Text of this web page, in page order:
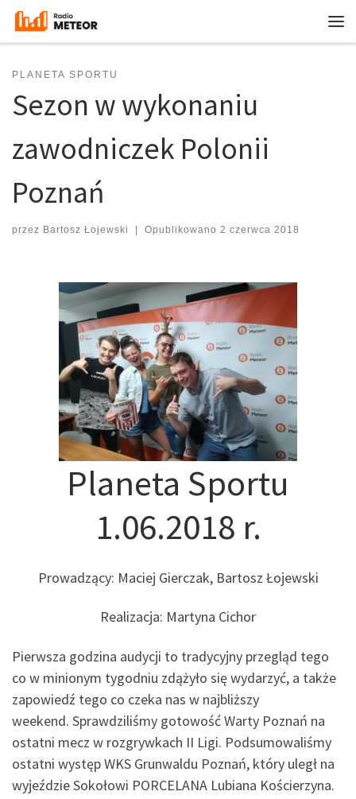
Przejdź do treści
PLANETA SPORTU
Sezon w wykonaniu
zawodniczek Polonii
Poznań
przez Bartosz Łojewski Opublikowano 2 czerwca 2018
Planeta Sportu
1.06.2018 r.
Prowadzący: Maciej Gierczak, Bartosz Łojewski
Realizacja: Martyna Cichor
Pierwsza godzina audycji to tradycyjny przegląd tego
co w minionym tygodniu zdążyło się wydarzyć, a także
zapowiedź tego co czeka nas w najbliższy
weekend. Sprawdziliśmy gotowość Warty Poznań na
ostatni mecz w rozgrywkach II Ligi. Podsumowaliśmy
ostatni występ WKS Grunwaldu Poznań, który uległ na
wyjeździe Sokołowi PORCELANA Lubiana Kościerzyna.